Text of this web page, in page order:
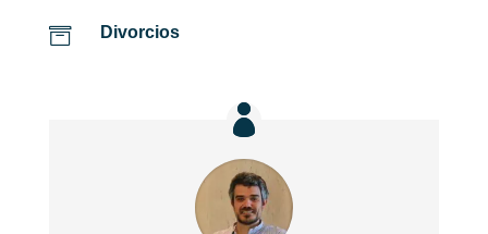
 Divorcios